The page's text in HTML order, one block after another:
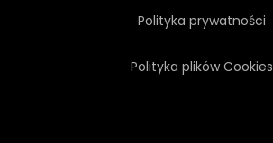
Polityka prywatności
Polityka plików Cookies